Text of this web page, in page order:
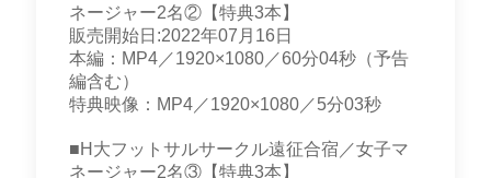
ネージャー2名②【特典3本】
販売開始日:2022年07月16日
本編：MP4／1920×1080／60分04秒（予告
編含む）
特典映像：MP4／1920×1080／5分03秒
■H大フットサルサークル遠征合宿／女子マ
ネージャー2名③【特典3本】